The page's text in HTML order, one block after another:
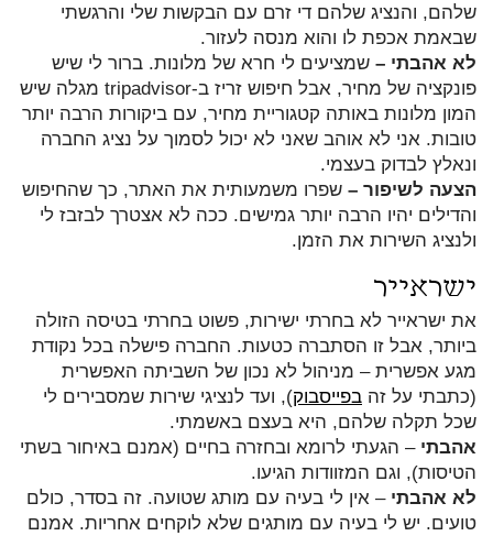
שלהם, והנציג שלהם די זרם עם הבקשות שלי והרגשתי
שבאמת אכפת לו והוא מנסה לעזור.
לא אהבתי – שמציעים לי חרא של מלונות. ברור לי שיש
פונקציה של מחיר, אבל חיפוש זריז ב-tripadvisor מגלה שיש
המון מלונות באותה קטגוריית מחיר, עם ביקורות הרבה יותר
טובות. אני לא אוהב שאני לא יכול לסמוך על נציג החברה
ונאלץ לבדוק בעצמי.
הצעה לשיפור – שפרו משמעותית את האתר, כך שהחיפוש
והדילים יהיו הרבה יותר גמישים. ככה לא אצטרך לבזבז לי
ולנציג השירות את הזמן.
ישראייר
את ישראייר לא בחרתי ישירות, פשוט בחרתי בטיסה הזולה
ביותר, אבל זו הסתברה כטעות. החברה פישלה בכל נקודת
מגע אפשרית – מניהול לא נכון של השביתה האפשרית
(כתבתי על זה בפייסבוק), ועד לנציגי שירות שמסבירים לי
שכל תקלה שלהם, היא בעצם באשמתי.
אהבתי – הגעתי לרומא ובחזרה בחיים (אמנם באיחור בשתי
הטיסות), וגם המזוודות הגיעו.
לא אהבתי – אין לי בעיה עם מותג שטועה. זה בסדר, כולם
טועים. יש לי בעיה עם מותגים שלא לוקחים אחריות. אמנם